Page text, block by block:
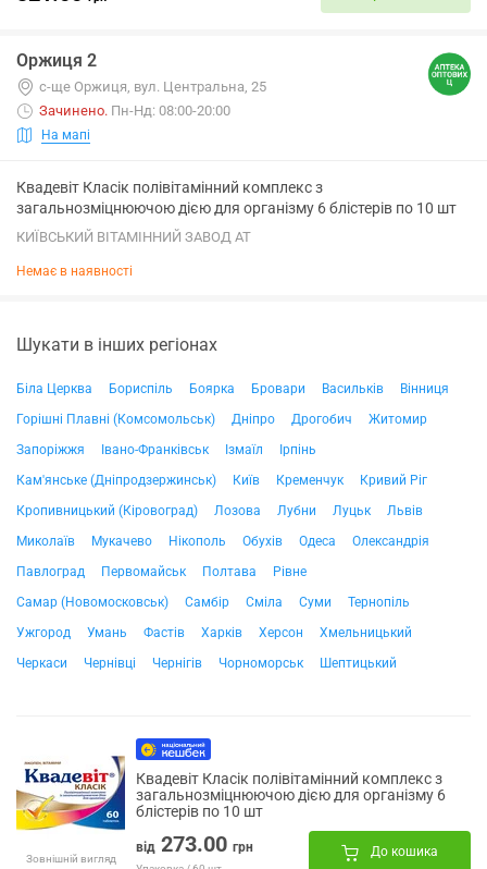
Оржиця 2
с-ще Оржиця, вул. Центральна, 25
Зачинено. Пн-Нд: 08:00-20:00
На мапі
Квадевіт Класік полівітамінний комплекс з
загальнозміцнюючою дією для організму 6 блістерів по 10 шт
КИЇВСЬКИЙ ВІТАМІННИЙ ЗАВОД АТ
Немає в наявності
Шукати в інших регіонах
Біла Церква Бориспіль Боярка Бровари Васильків
Вінниця
Горішні Плавні (Комсомольськ)
Дніпро Дрогобич
Житомир
Запоріжжя
Івано-Франківськ Ізмаїл
Ірпінь
Кам'янське (Дніпродзержинськ)
Київ Кременчук
Кривий Ріг
Кропивницький (Кіровоград)
Лозова Лубни Луцьк
Львів
Миколаїв
Мукачево Нікополь Обухів Одеса
Олександрія
Павлоград
Первомайськ Полтава
Рівне
Самар (Новомосковськ)
Самбір Сміла Суми
Тернопіль
Ужгород
Умань Фастів Харків Херсон
Хмельницький
Черкаси
Чернівці Чернігів Чорноморськ Шептицький
Зовнішній вигляд
Квадевіт Класік полівітамінний комплекс з
загальнозміцнюючою дією для організму 6
блістерів по 10 шт
від 273.00 грн До кошика